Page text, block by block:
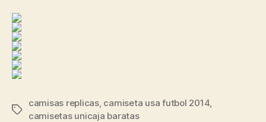
Etiquetas
camisas replicas, camiseta usa futbol 2014,
camisetas unicaja baratas